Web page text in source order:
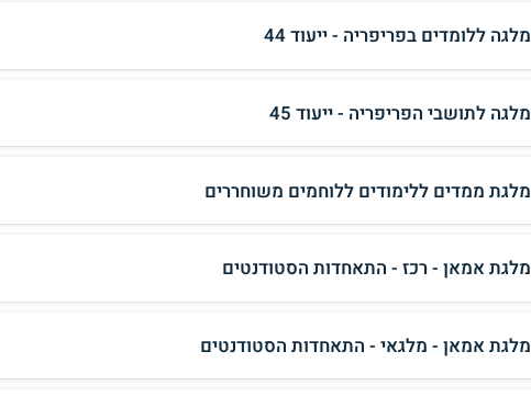
מלגה ללומדים בפריפריה - ייעוד 44
מלגה לתושבי הפריפריה - ייעוד 45
מלגת ממדים ללימודים ללוחמים משוחררים
מלגת אמאן - רכז - התאחדות הסטודנטים
מלגת אמאן - מלגאי - התאחדות הסטודנטים